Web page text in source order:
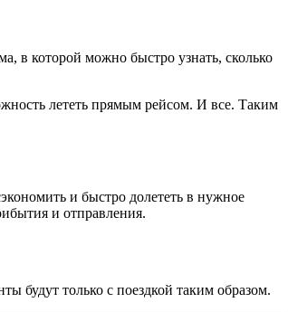
в которой можно быстро узнать, сколько
лететь прямым рейсом. И все. Таким
и быстро долететь в нужное
и отправления.
будут только с поездкой таким образом.